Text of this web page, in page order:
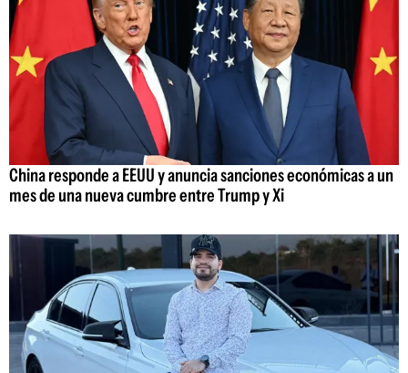
China responde a EEUU y anuncia sanciones económicas a un
mes de una nueva cumbre entre Trump y Xi